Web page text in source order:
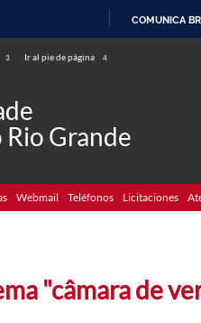
COMUNICA BR
3 Ir al pie de página 4
Rio Grande
Webmail Teléfonos Licitaciones
"câmara de